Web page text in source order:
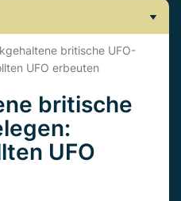
britische UFO-
UFO erbeuten
britische
UFO